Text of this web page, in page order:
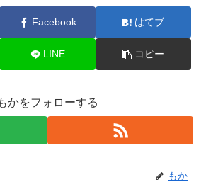
Facebook はてブ
LINE コピー
かをフォローする
もか